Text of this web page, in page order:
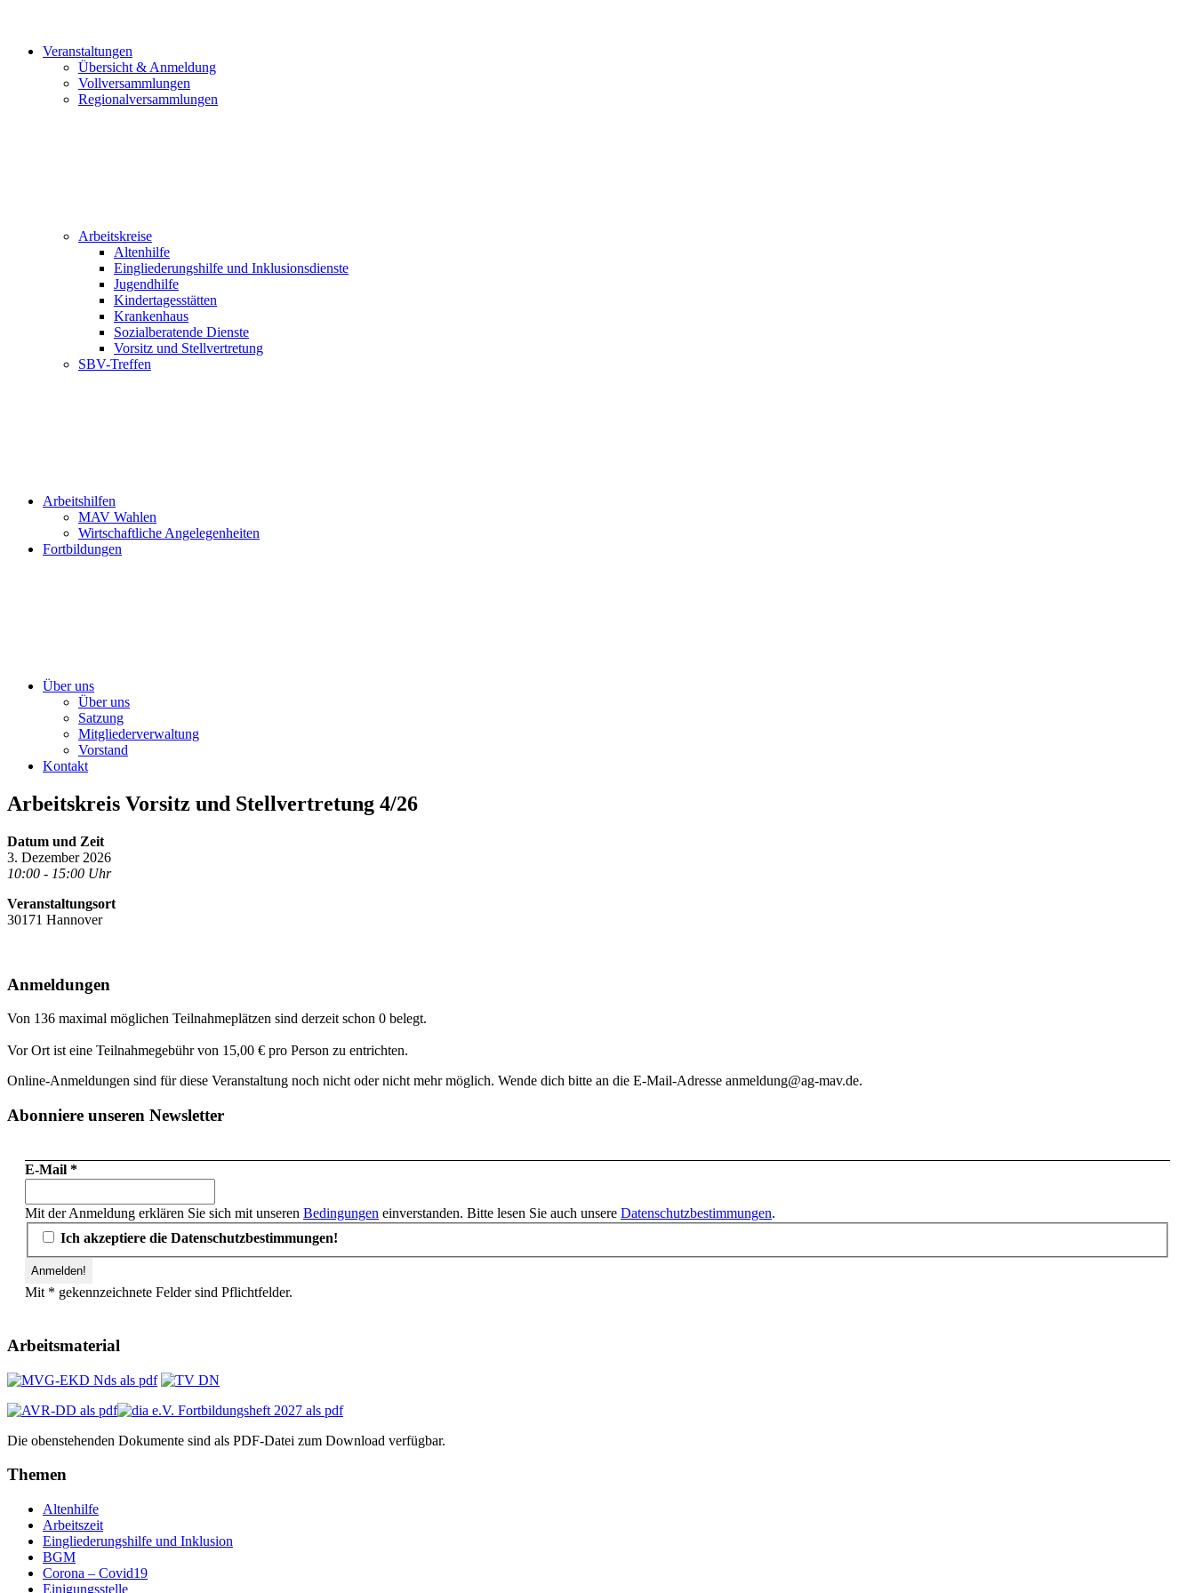
Veranstaltungen
Übersicht & Anmeldung
Vollversammlungen
Regionalversammlungen
Arbeitskreise
Altenhilfe
Eingliederungshilfe und Inklusionsdienste
Jugendhilfe
Kindertagesstätten
Krankenhaus
Sozialberatende Dienste
Vorsitz und Stellvertretung
SBV-Treffen
Arbeitshilfen
MAV Wahlen
Wirtschaftliche Angelegenheiten
Fortbildungen
Über uns
Über uns
Satzung
Mitgliederverwaltung
Vorstand
Kontakt
Arbeitskreis Vorsitz und Stellvertretung 4/26
Datum und Zeit
3. Dezember 2026
10:00 - 15:00 Uhr
Veranstaltungsort
30171 Hannover
Anmeldungen
Von 136 maximal möglichen Teilnahmeplätzen sind derzeit schon 0 belegt.
Vor Ort ist eine Teilnahmegebühr von 15,00 € pro Person zu entrichten.
Online-Anmeldungen sind für diese Veranstaltung noch nicht oder nicht mehr möglich. Wende dich bitte an die E-Mail-Adresse anmeldung@ag-mav.de.
Abonniere unseren Newsletter
E-Mail *
Mit der Anmeldung erklären Sie sich mit unseren Bedingungen einverstanden. Bitte lesen Sie auch unsere Datenschutzbestimmungen.
Ich akzeptiere die Datenschutzbestimmungen!
Mit * gekennzeichnete Felder sind Pflichtfelder.
Arbeitsmaterial
Die obenstehenden Dokumente sind als PDF-Datei zum Download verfügbar.
Themen
Altenhilfe
Arbeitszeit
Eingliederungshilfe und Inklusion
BGM
Corona – Covid19
Einigungsstelle